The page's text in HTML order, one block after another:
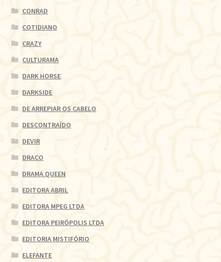
CONRAD
COTIDIANO
CRAZY
CULTURAMA
DARK HORSE
DARKSIDE
DE ARREPIAR OS CABELO
DESCONTRAÍDO
DEVIR
DRACO
DRAMA QUEEN
EDITORA ABRIL
EDITORA MPEG LTDA
EDITORA PEIRÓPOLIS LTDA
EDITORIA MISTIFÓRIO
ELEFANTE